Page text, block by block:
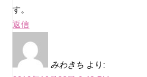
す。
返信
みわきち より: